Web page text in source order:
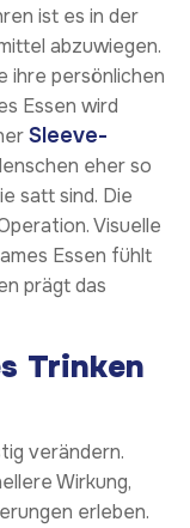
ist es in der
abzuwiegen.
ihre persönlichen
Essen wird
Sleeve-
eher so
satt sind. Die
Visuelle
Essen fühlt
prägt das
Trinken
verändern.
Wirkung,
erleben.